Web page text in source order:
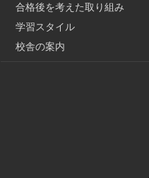
合格後を考えた取り組み
学習スタイル
校舎の案内